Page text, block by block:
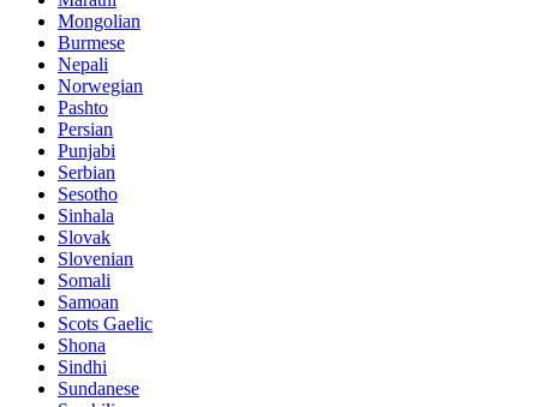
Mongolian
Burmese
Nepali
Norwegian
Pashto
Persian
Punjabi
Serbian
Sesotho
Sinhala
Slovak
Slovenian
Somali
Samoan
Scots Gaelic
Shona
Sindhi
Sundanese